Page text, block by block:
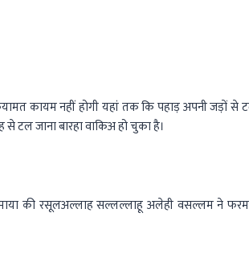
कायम नहीं होगी यहां तक कि पहाड़ अपनी जड़ों से
टल जाना बारहा वाकिअ हो चुका है।
की रसूलअल्लाह सल्लल्लाहू अलेही वसल्लम ने